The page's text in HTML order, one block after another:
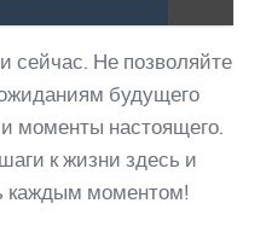
сейчас. Не позволяйте
будущего
моменты настоящего.
к жизни здесь и
каждым моментом!